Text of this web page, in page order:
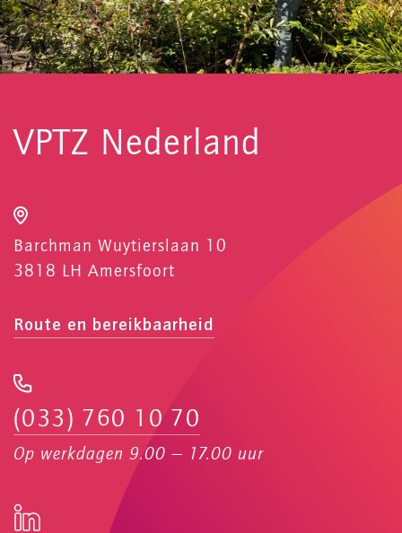
VPTZ Nederland
Barchman Wuytierslaan 10
3818 LH Amersfoort
Route en bereikbaarheid
(033) 760 10 70
Op werkdagen 9.00 — 17.00 uur